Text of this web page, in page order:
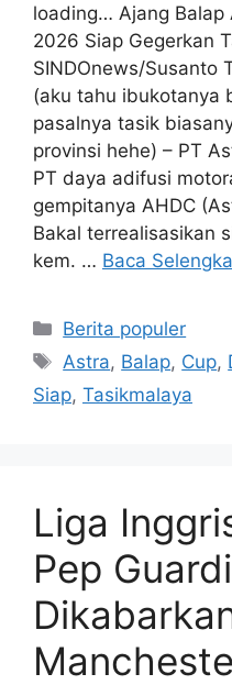
loading… Ajang Balap
2026 Siap Gegerkan
SINDOnews/Susanto
(aku tahu ibukotanya
pasalnya tasik
provinsi hehe) – PT
PT daya adifusi
gempitanya AHDC
Bakal terrealisasikan
kem. … Baca
Kategori
Berita populer
Tag
Astra, Balap, Cup,
Siap, Tasikmalaya
Liga
Pep